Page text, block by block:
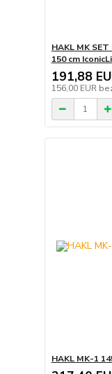
HAKL MK
150 cm
191,88
156,00 EUR
HAKL MK-1